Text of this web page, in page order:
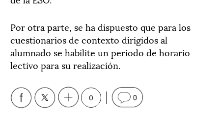
Por otra parte, se ha dispuesto que para los
cuestionarios de contexto dirigidos al
alumnado se habilite un periodo de horario
lectivo para su realización.
0 0